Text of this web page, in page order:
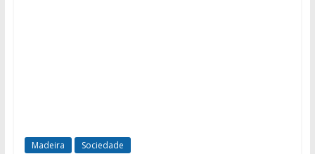
Madeira Sociedade